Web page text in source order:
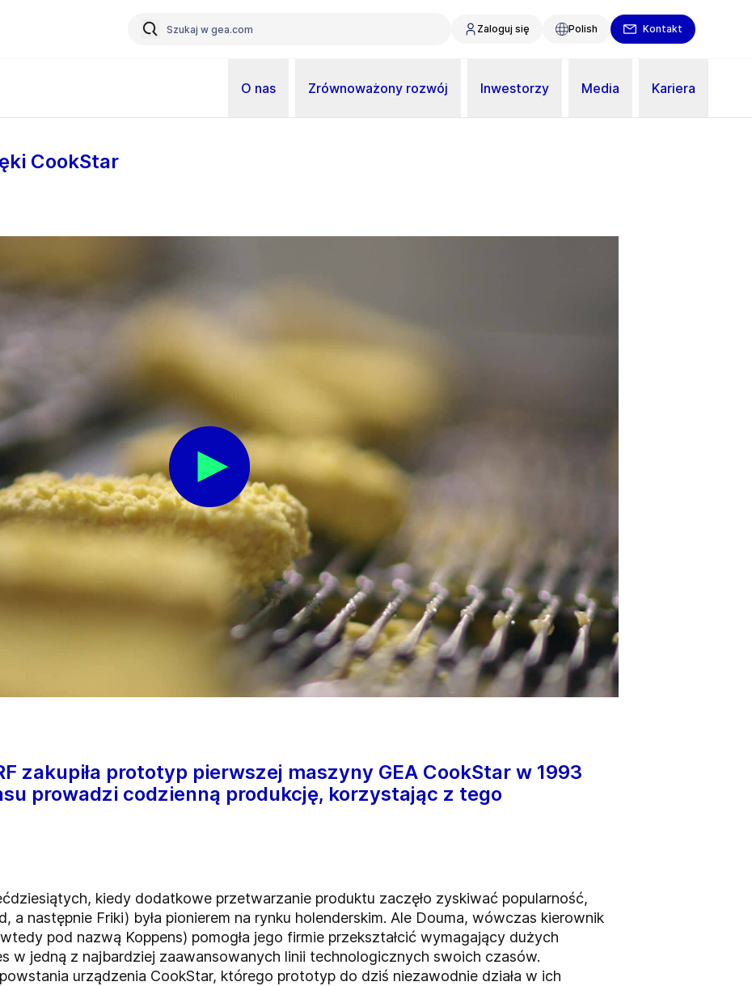
Zaloguj się Polish Kontakt
O nas Zrównoważony rozwój Inwestorzy Media Kariera
CookStar
zakupiła prototyp pierwszej maszyny GEA CookStar w 1993
prowadzi codzienną produkcję, korzystając z tego
kiedy dodatkowe przetwarzanie produktu zaczęło zyskiwać popularność,
a następnie Friki) była pionierem na rynku holenderskim. Ale Douma, wówczas kierownik
pod nazwą Koppens) pomogła jego firmie przekształcić wymagający dużych
w jedną z najbardziej zaawansowanych linii technologicznych swoich czasów.
urządzenia CookStar, którego prototyp do dziś niezawodnie działa w ich